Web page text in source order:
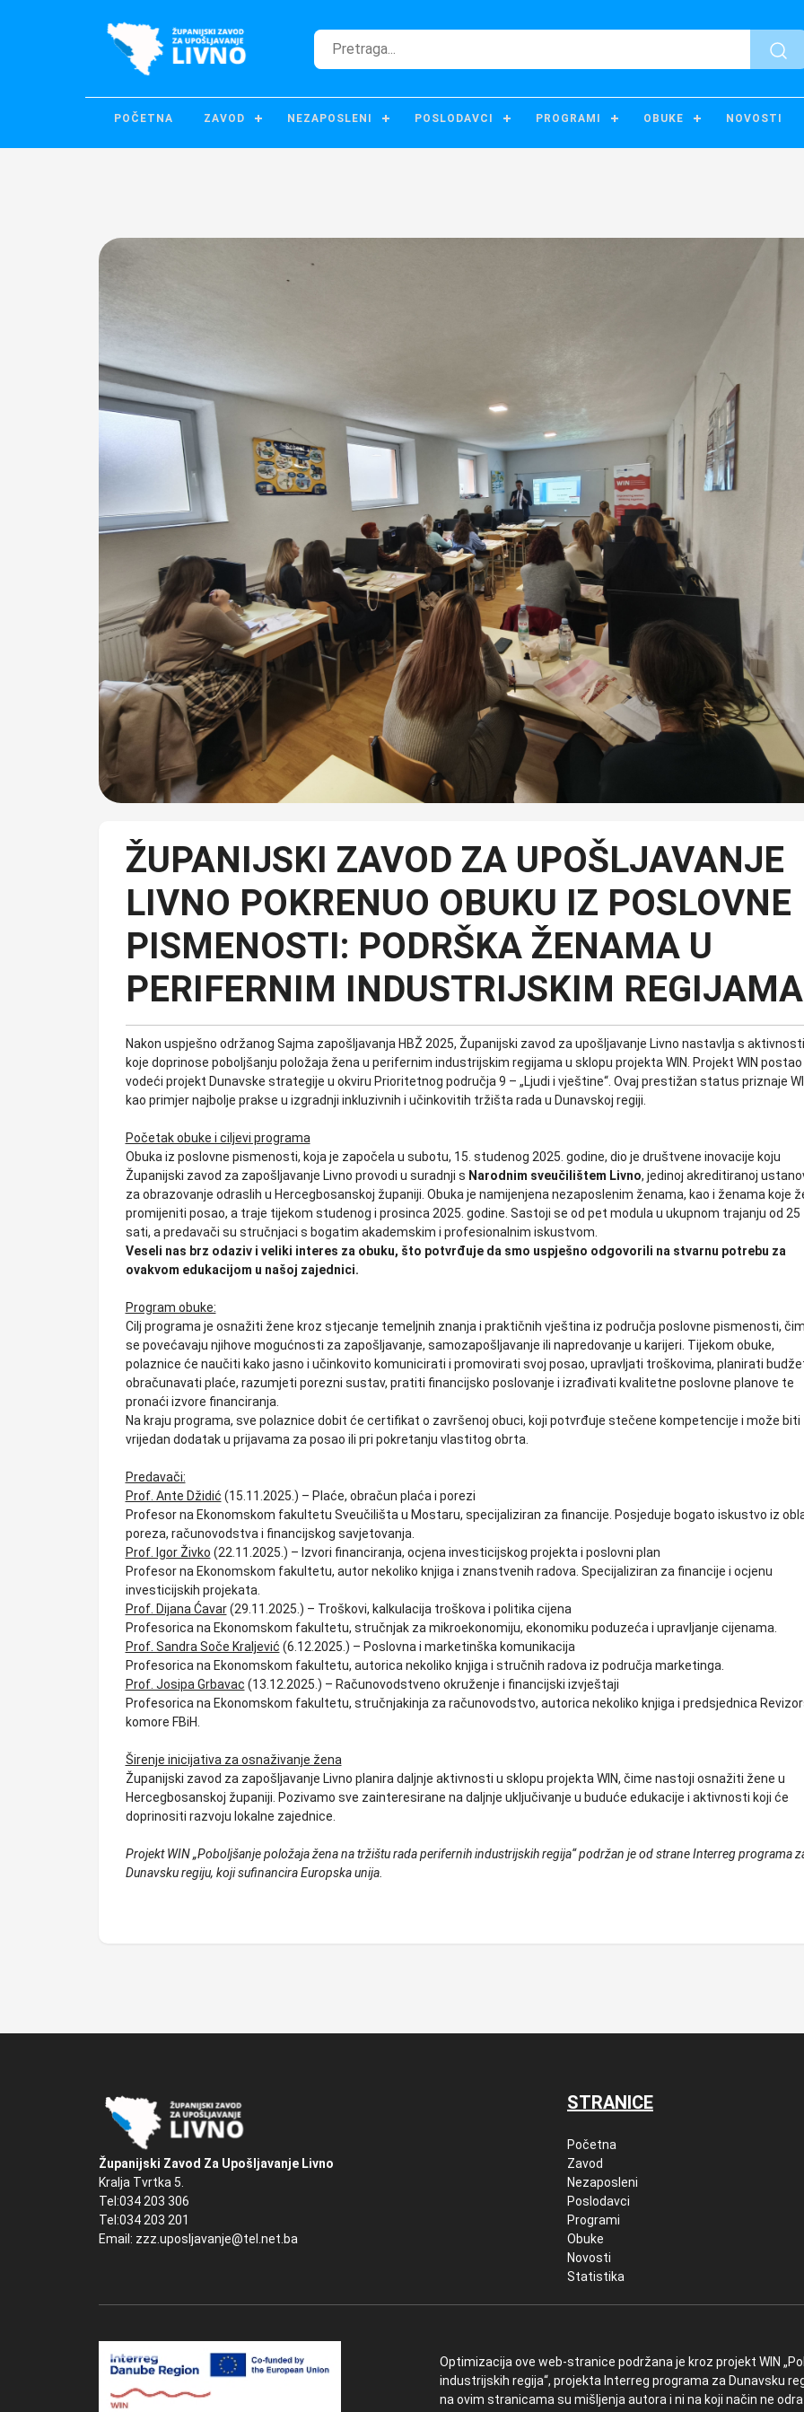
POČETNA ZAVOD NEZAPOSLENI POSLODAVCI PROGRAMI OBUKE NOVOSTI
ŽUPANIJSKI ZAVOD ZA UPOŠLJAVANJE
LIVNO POKRENUO OBUKU IZ POSLOVNE
PISMENOSTI: PODRŠKA ŽENAMA U
PERIFERNIM INDUSTRIJSKIM REGIJAMA
Nakon uspješno održanog Sajma zapošljavanja HBŽ 2025, Županijski zavod za upošljavanje Livno nastavlja s
koje doprinose poboljšanju položaja žena u perifernim industrijskim regijama u sklopu projekta WIN. Projekt WIN postao
vodeći projekt Dunavske strategije u okviru Prioritetnog područja 9 – „Ljudi i vještine“. Ovaj prestižan status priznaje
kao primjer najbolje prakse u izgradnji inkluzivnih i učinkovitih tržišta rada u Dunavskoj regiji.
Početak obuke i ciljevi programa
Obuka iz poslovne pismenosti, koja je započela u subotu, 15. studenog 2025. godine, dio je društvene inovacije koju
Županijski zavod za zapošljavanje Livno provodi u suradnji s Narodnim sveučilištem Livno, jedinoj akreditiranoj
za obrazovanje odraslih u Hercegbosanskoj županiji. Obuka je namijenjena nezaposlenim ženama, kao i ženama koje
promijeniti posao, a traje tijekom studenog i prosinca 2025. godine. Sastoji se od pet modula u ukupnom trajanju od 25
sati, a predavači su stručnjaci s bogatim akademskim i profesionalnim iskustvom.
Veseli nas brz odaziv i veliki interes za obuku, što potvrđuje da smo uspješno odgovorili na stvarnu potrebu za
ovakvom edukacijom u našoj zajednici.
Program obuke:
Cilj programa je osnažiti žene kroz stjecanje temeljnih znanja i praktičnih vještina iz područja poslovne pismenosti,
se povećavaju njihove mogućnosti za zapošljavanje, samozapošljavanje ili napredovanje u karijeri. Tijekom obuke,
polaznice će naučiti kako jasno i učinkovito komunicirati i promovirati svoj posao, upravljati troškovima, planirati
obračunavati plaće, razumjeti porezni sustav, pratiti financijsko poslovanje i izrađivati kvalitetne poslovne planove te
pronaći izvore financiranja.
Na kraju programa, sve polaznice dobit će certifikat o završenoj obuci, koji potvrđuje stečene kompetencije i može biti
vrijedan dodatak u prijavama za posao ili pri pokretanju vlastitog obrta.
Predavači:
Prof. Ante Džidić (15.11.2025.) – Plaće, obračun plaća i porezi
Profesor na Ekonomskom fakultetu Sveučilišta u Mostaru, specijaliziran za financije. Posjeduje bogato iskustvo iz
poreza, računovodstva i financijskog savjetovanja.
Prof. Igor Živko (22.11.2025.) – Izvori financiranja, ocjena investicijskog projekta i poslovni plan
Profesor na Ekonomskom fakultetu, autor nekoliko knjiga i znanstvenih radova. Specijaliziran za financije i ocjenu
investicijskih projekata.
Prof. Dijana Ćavar(29.11.2025.) – Troškovi, kalkulacija troškova i politika cijena
Profesorica na Ekonomskom fakultetu, stručnjak za mikroekonomiju, ekonomiku poduzeća i upravljanje cijenama.
Prof. Sandra Soče Kraljević (6.12.2025.) – Poslovna i marketinška komunikacija
Profesorica na Ekonomskom fakultetu, autorica nekoliko knjiga i stručnih radova iz područja marketinga.
Prof. Josipa Grbavac (13.12.2025.) – Računovodstveno okruženje i financijski izvještaji
Profesorica na Ekonomskom fakultetu, stručnjakinja za računovodstvo, autorica nekoliko knjiga i predsjednica
komore FBiH.
Širenje inicijativa za osnaživanje žena
Županijski zavod za zapošljavanje Livno planira daljnje aktivnosti u sklopu projekta WIN, čime nastoji osnažiti žene u
Hercegbosanskoj županiji. Pozivamo sve zainteresirane na daljnje uključivanje u buduće edukacije i aktivnosti koji će
doprinositi razvoju lokalne zajednice.
Projekt WIN „Poboljšanje položaja žena na tržištu rada perifernih industrijskih regija“ podržan je od strane Interreg programa
Dunavsku regiju, koji sufinancira Europska unija.
Županijski Zavod Za Upošljavanje Livno
Kralja Tvrtka 5.
Tel:034 203 306
Tel:034 203 201
Email: zzz.uposljavanje@tel.net.ba
STRANICE
Početna
Zavod
Nezaposleni
Poslodavci
Programi
Obuke
Novosti
Statistika
Optimizacija ove web-stranice podržana je kroz projekt WIN
industrijskih regija“, projekta Interreg programa za Dunavsku
na ovim stranicama su mišljenja autora i ni na koji način ne